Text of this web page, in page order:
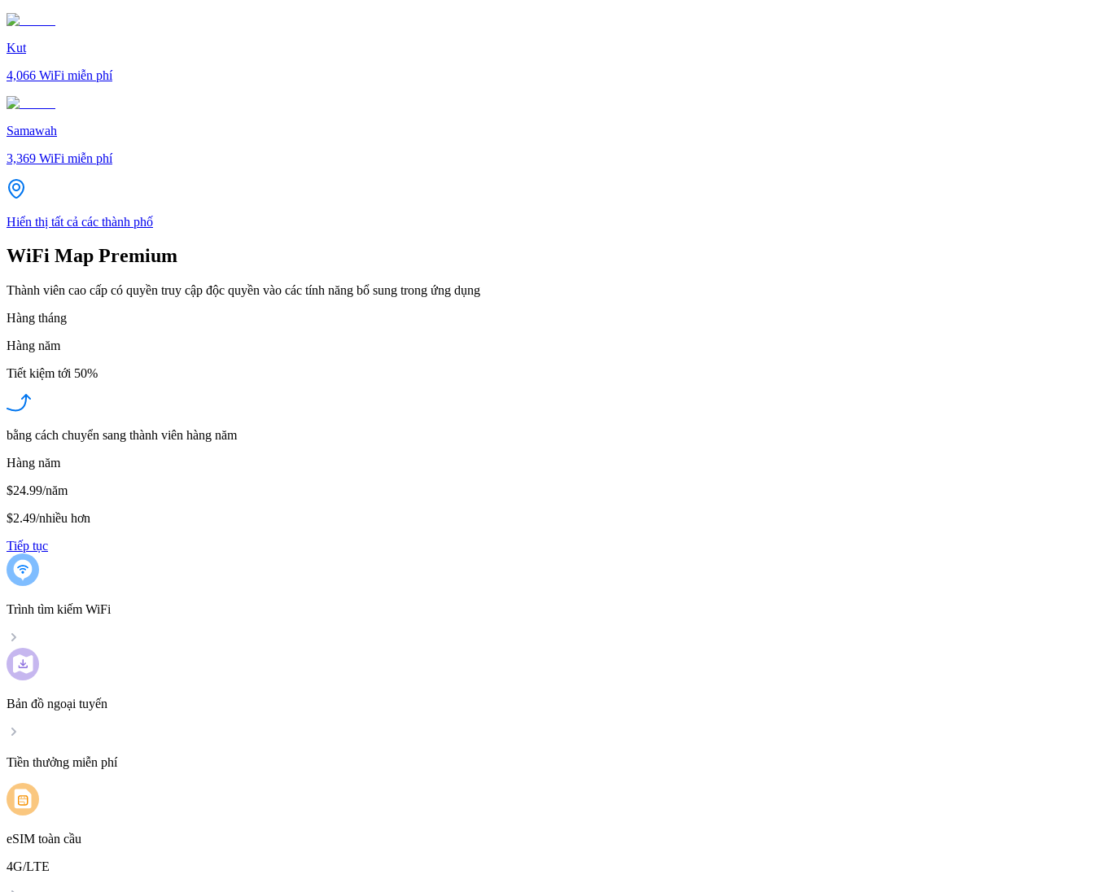
Kut
4,066 WiFi miễn phí
Samawah
3,369 WiFi miễn phí
Hiển thị tất cả các thành phố
WiFi Map Premium
Thành viên cao cấp có quyền truy cập độc quyền vào các tính năng bổ sung trong ứng dụng
Hàng tháng
Hàng năm
Tiết kiệm tới 50%
bằng cách chuyển sang thành viên hàng năm
Hàng năm
$24.99/năm
$2.49/nhiều hơn
Tiếp tục
Trình tìm kiếm WiFi
Bản đồ ngoại tuyến
Tiền thưởng miễn phí
eSIM toàn cầu
4G/LTE